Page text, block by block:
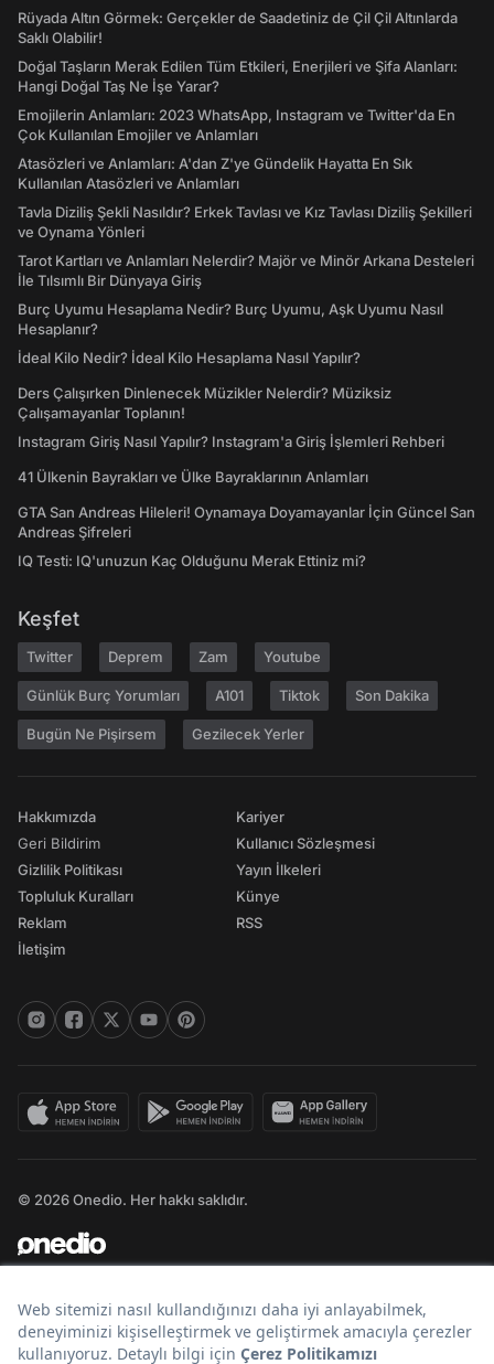
Rüyada Altın Görmek: Gerçekler de Saadetiniz de Çil Çil Altınlarda
Saklı Olabilir!
Doğal Taşların Merak Edilen Tüm Etkileri, Enerjileri ve Şifa Alanları:
Hangi Doğal Taş Ne İşe Yarar?
Emojilerin Anlamları: 2023 WhatsApp, Instagram ve Twitter'da En
Çok Kullanılan Emojiler ve Anlamları
Atasözleri ve Anlamları: A'dan Z'ye Gündelik Hayatta En Sık
Kullanılan Atasözleri ve Anlamları
Tavla Diziliş Şekli Nasıldır? Erkek Tavlası ve Kız Tavlası Diziliş Şekilleri
ve Oynama Yönleri
Tarot Kartları ve Anlamları Nelerdir? Majör ve Minör Arkana Desteleri
İle Tılsımlı Bir Dünyaya Giriş
Burç Uyumu Hesaplama Nedir? Burç Uyumu, Aşk Uyumu Nasıl
Hesaplanır?
İdeal Kilo Nedir? İdeal Kilo Hesaplama Nasıl Yapılır?
Ders Çalışırken Dinlenecek Müzikler Nelerdir? Müziksiz
Çalışamayanlar Toplanın!
Instagram Giriş Nasıl Yapılır? Instagram'a Giriş İşlemleri Rehberi
41 Ülkenin Bayrakları ve Ülke Bayraklarının Anlamları
GTA San Andreas Hileleri! Oynamaya Doyamayanlar İçin Güncel San
Andreas Şifreleri
IQ Testi: IQ'unuzun Kaç Olduğunu Merak Ettiniz mi?
Keşfet
Twitter Deprem Zam Youtube
Günlük Burç Yorumları A101 Tiktok Son Dakika
Bugün Ne Pişirsem Gezilecek Yerler
Hakkımızda
Geri Bildirim
Gizlilik Politikası
Topluluk Kuralları
Reklam
İletişim
Kariyer
Kullanıcı Sözleşmesi
Yayın İlkeleri
Künye
RSS
© 2026 Onedio. Her hakkı saklıdır.
Bir markasıdır.